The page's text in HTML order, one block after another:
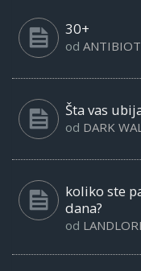
30+
od
Šta vas
od DARK
koliko ste
dana?
od